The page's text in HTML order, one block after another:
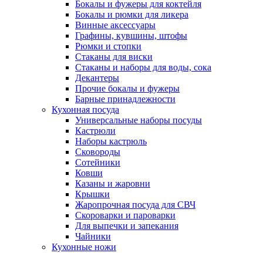
Бокалы и фужеры для коктейля
Бокалы и рюмки для ликера
Винные аксессуары
Графины, кувшины, штофы
Рюмки и стопки
Стаканы для виски
Стаканы и наборы для воды, сока
Декантеры
Прочие бокалы и фужеры
Барные принадлежности
Кухонная посуда
Универсальные наборы посуды
Кастрюли
Наборы кастрюль
Сковороды
Сотейники
Ковши
Казаны и жаровни
Крышки
Жаропрочная посуда для СВЧ
Скороварки и пароварки
Для выпечки и запекания
Чайники
Кухонные ножи